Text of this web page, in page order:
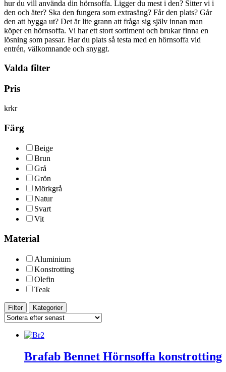
hur du vill använda din hörnsoffa. Ligger du mest i den? Sitter vi i
den och äter? Ska den fungera som extrasäng? Får den plats? Går
den att bygga ut? Det är lite grann att fråga sig själv innan man
köper en hörnsoffa. Vi har ett stort sortiment och brukar finna en
lösning som passar. Har du plats så testa med en hörnsoffa vid
entrén, välkomnande och snyggt.
Valda filter
Pris
krkr
Färg
Beige
Brun
Grå
Grön
Mörkgrå
Natur
Svart
Vit
Material
Aluminium
Konstrotting
Olefin
Teak
Filter Kategorier
Brafab Bennet Hörnsoffa konstrotting